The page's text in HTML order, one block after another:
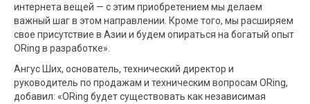
интернета вещей — с этим приобретением мы делаем
важный шаг в этом направлении. Кроме того, мы расширяем
свое присутствие в Азии и будем опираться на богатый опыт
ORing в разработке».
Ангус Ших, основатель, технический директор и
руководитель по продажам и техническим вопросам ORing,
добавил: «ORing будет существовать как независимая